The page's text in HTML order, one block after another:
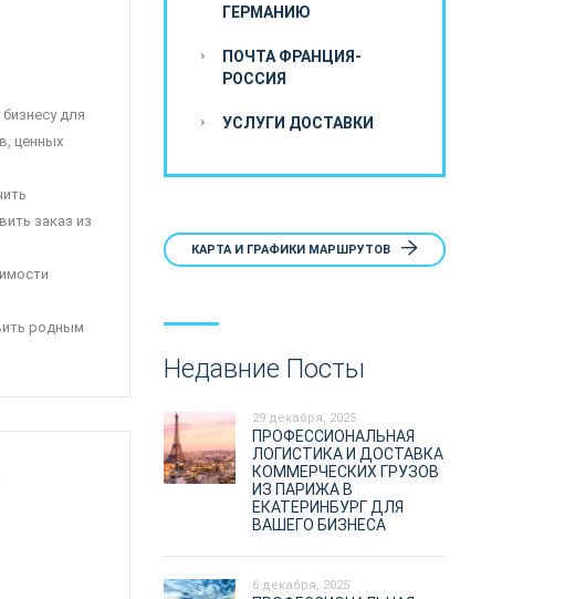
для
ценных
заказ из
родным
ГЕРМАНИЮ
ПОЧТА ФРАНЦИЯ-
РОССИЯ
УСЛУГИ ДОСТАВКИ
КАРТА И ГРАФИКИ МАРШРУТОВ
Недавние Посты
29 декабря, 2025
ПРОФЕССИОНАЛЬНАЯ
ЛОГИСТИКА И ДОСТАВКА
КОММЕРЧЕСКИХ ГРУЗОВ
ИЗ ПАРИЖА В
ЕКАТЕРИНБУРГ ДЛЯ
ВАШЕГО БИЗНЕСА
6 декабря, 2025